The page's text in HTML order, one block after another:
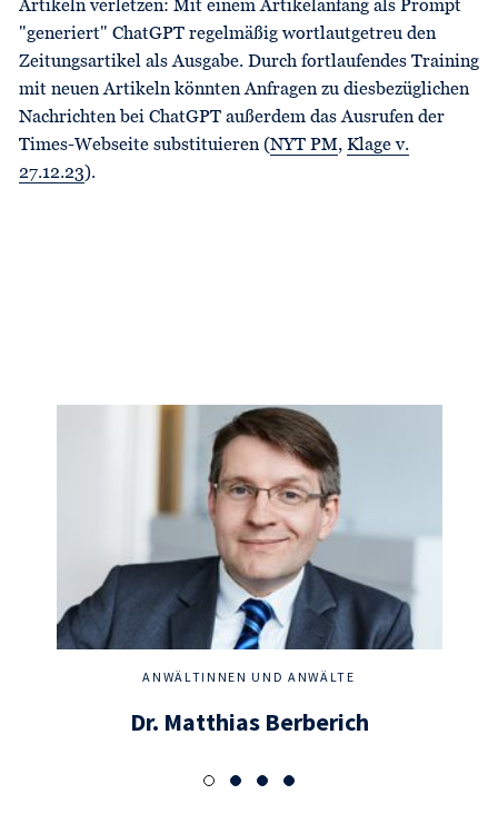
ANWÄLTINNEN UND ANWÄLTE
Dr. Matthias Berberich
Artikeln verletzen: Mit einem Artikelanfang als Prompt
"generiert" ChatGPT regelmäßig wortlautgetreu den
Zeitungsartikel als Ausgabe. Durch fortlaufendes Training
mit neuen Artikeln könnten Anfragen zu diesbezüglichen
Nachrichten bei ChatGPT außerdem das Ausrufen der
Times-Webseite substituieren (NYT PM, Klage v.
27.12.23).